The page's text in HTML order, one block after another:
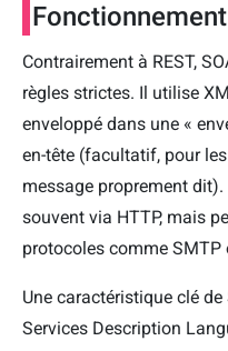
Contrairement à REST,
règles strictes. Il utilise
enveloppé dans une «
en-tête (facultatif, pour
message proprement
souvent via HTTP, mais
protocoles comme SMTP
Une caractéristique clé de
Services Description